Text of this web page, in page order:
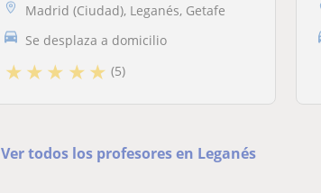
Madrid (Ciudad), Leganés, Getafe
Se desplaza a domicilio
★★★ ★★ (5)
Ver todos los profesores en Leganés